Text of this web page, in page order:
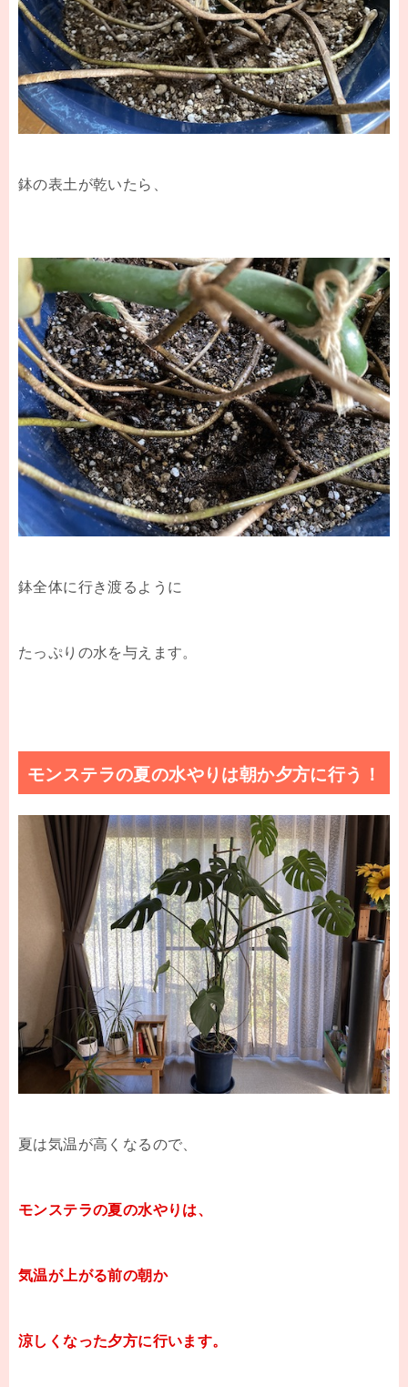
鉢の表土が乾いたら、
鉢全体に行き渡るように
たっぷりの水を与えます。
モンステラの夏の水やりは朝か夕方に行う！
夏は気温が高くなるので、
モンステラの夏の水やりは、
気温が上がる前の朝か
涼しくなった夕方に行います。